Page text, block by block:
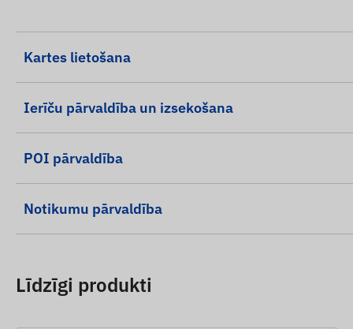
Kartes lietošana
Ierīču pārvaldība un izsekošana
POI pārvaldība
Notikumu pārvaldība
Līdzīgi produkti